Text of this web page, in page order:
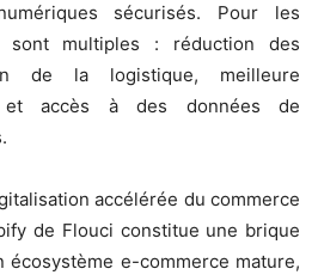
sécurisés. Pour les
sont multiples : réduction des
de la logistique, meilleure
et accès à des données de
accélérée du commerce
de Flouci constitue une brique
écosystème e-commerce mature,